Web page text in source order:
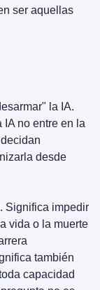
ser aquellas
la IA.
no entre en la
desde
Significa impedir
vida o la muerte
también
capacidad